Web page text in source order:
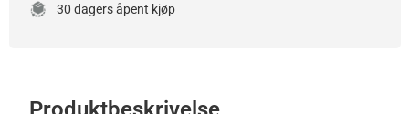
30 dagers åpent kjøp